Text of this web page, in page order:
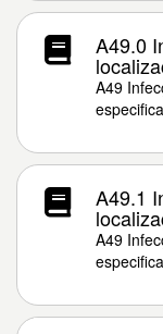
A49.0
A49
A49.1
A49